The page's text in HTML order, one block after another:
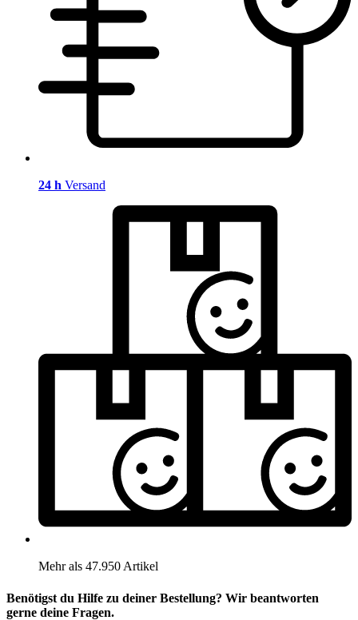
24 h Versand
Mehr als 47.950 Artikel
Benötigst du Hilfe zu deiner Bestellung? Wir beantworten
gerne deine Fragen.